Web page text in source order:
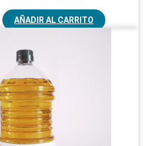
AÑADIR AL CARRITO